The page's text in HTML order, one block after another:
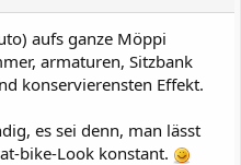
aufs ganze Möppi
armaturen, Sitzbank
konservierensten Effekt.
es sei denn, man lässt
bike-Look konstant.